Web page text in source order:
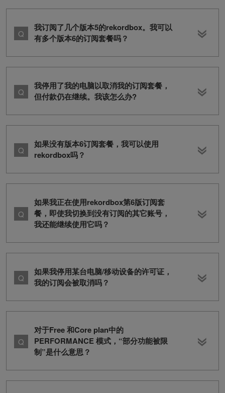
我订阅了几个版本5的rekordbox。我可以
有多个版本6的订阅套餐吗？
我停用了我的电脑以取消我的订阅套餐，
但付款仍在继续。我该怎么办?
如果没有版本6订阅套餐，我可以使用
rekordbox吗？
如果我正在使用rekordbox第6版订阅套
餐，即使我切换到没有订阅的其它账号，
我还能继续使用它吗？
如果我停用某台电脑/移动设备的许可证，
我的订阅会被取消吗？
对于Free 和Core plan中的
PERFORMANCE 模式，“部分功能被限
制”是什么意思？